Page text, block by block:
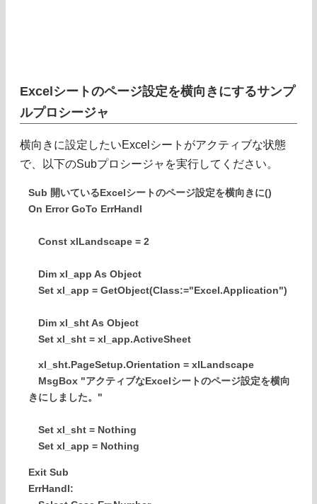
Excelシートのページ設定を横向きにするサンプ
ルプロシージャ
横向きに設定したいExcelシートがアクティブな状態
で、以下のSubプロシージャを実行してください。
Sub 開いているExcelシートのページ設定を横向きに()
On Error GoTo ErrHandl
Const xlLandscape = 2
Dim xl_app As Object
Set xl_app = GetObject(Class:="Excel.Application")
Dim xl_sht As Object
Set xl_sht = xl_app.ActiveSheet
xl_sht.PageSetup.Orientation = xlLandscape
MsgBox "アクティブなExcelシートのページ設定を横向
きにしました。"
Set xl_sht = Nothing
Set xl_app = Nothing
Exit Sub
ErrHandl: